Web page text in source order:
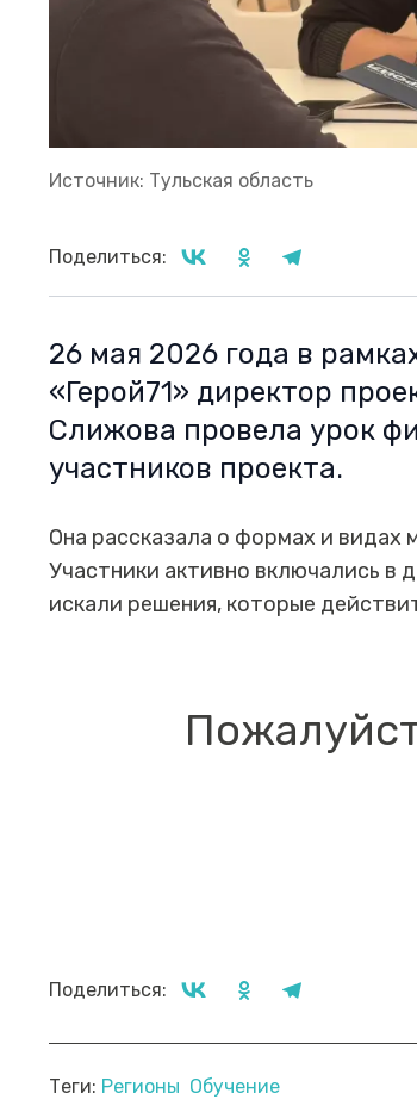
Источник: Тульская область
Поделиться:
26 мая 2026 года в
«Герой71» директор
Слижова провела урок
участников проекта.
Она рассказала о формах и видах
Участники активно включались в
искали решения, которые
Поделиться:
Теги: Регионы Обучение
Прямой эфир «Мошенник VS
Финансовый блогер»